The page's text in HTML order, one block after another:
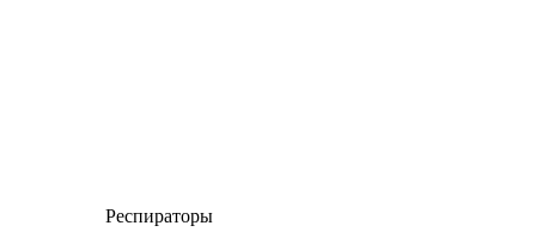
Респираторы